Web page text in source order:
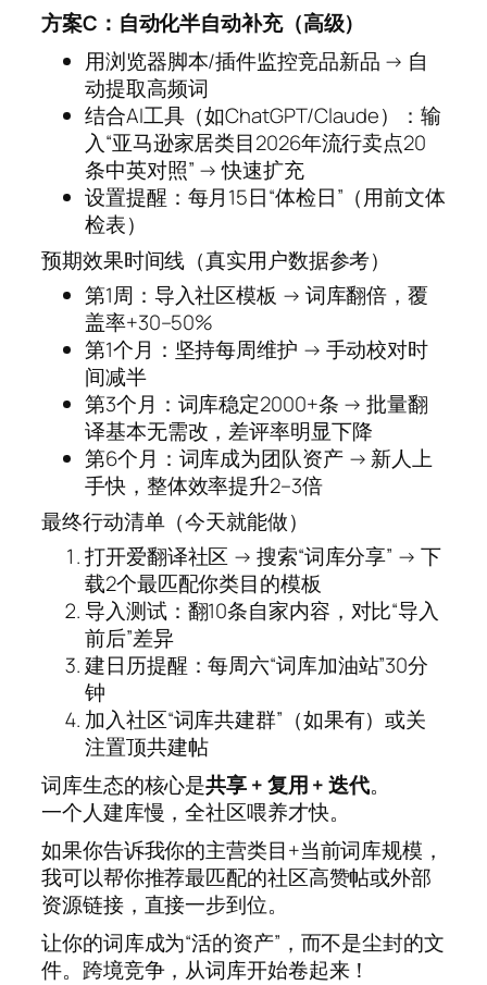
方案C：自动化半自动补充（高级）
用浏览器脚本/插件监控竞品新品 → 自
动提取高频词
结合AI工具（如ChatGPT/Claude）：输
入“亚马逊家居类目2026年流行卖点20
条中英对照” → 快速扩充
设置提醒：每月15日“体检日”（用前文体
检表）
预期效果时间线（真实用户数据参考）
第1周：导入社区模板 → 词库翻倍，覆
盖率+30–50%
第1个月：坚持每周维护 → 手动校对时
间减半
第3个月：词库稳定2000+条 → 批量翻
译基本无需改，差评率明显下降
第6个月：词库成为团队资产 → 新人上
手快，整体效率提升2–3倍
最终行动清单（今天就能做）
打开爱翻译社区 → 搜索“词库分享” → 下
载2个最匹配你类目的模板
导入测试：翻10条自家内容，对比“导入
前后”差异
建日历提醒：每周六“词库加油站”30分
钟
加入社区“词库共建群”（如果有）或关
注置顶共建帖
词库生态的核心是共享 + 复用 + 迭代。
一个人建库慢，全社区喂养才快。
如果你告诉我你的主营类目+当前词库规模，
我可以帮你推荐最匹配的社区高赞帖或外部
资源链接，直接一步到位。
让你的词库成为“活的资产”，而不是尘封的文
件。跨境竞争，从词库开始卷起来！